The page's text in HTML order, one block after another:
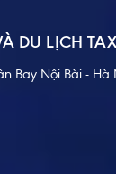
DU LỊCH
Bay Nội Bài - Hà